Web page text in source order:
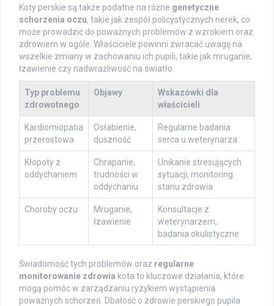
Koty perskie są także podatne na różne genetyczne
schorzenia oczu, takie jak zespół policystycznych nerek, co
może prowadzić do poważnych problemów z wzrokiem oraz
zdrowiem w ogóle. Właściciele powinni zwracać uwagę na
wszelkie zmiany w zachowaniu ich pupili, takie jak mruganie,
łzawienie czy nadwrażliwość na światło.
Typ problemu
zdrowotnego
Objawy
Wskazówki dla
właścicieli
Kardiomiopatia
przerostowa
Osłabienie,
duszność
Regularne badania
serca u weterynarza
Kłopoty z
oddychaniem
Chrapanie,
trudności w
oddychaniu
Unikanie stresujących
sytuacji, monitoring
stanu zdrowia
Choroby oczu
Mruganie,
łzawienie
Konsultacje z
weterynarzem,
badania okulistyczne
Świadomość tych problemów oraz regularne
monitorowanie zdrowia kota to kluczowe działania, które
mogą pomóc w zarządzaniu ryzykiem wystąpienia
poważnych schorzeń. Dbałość o zdrowie perskiego pupila